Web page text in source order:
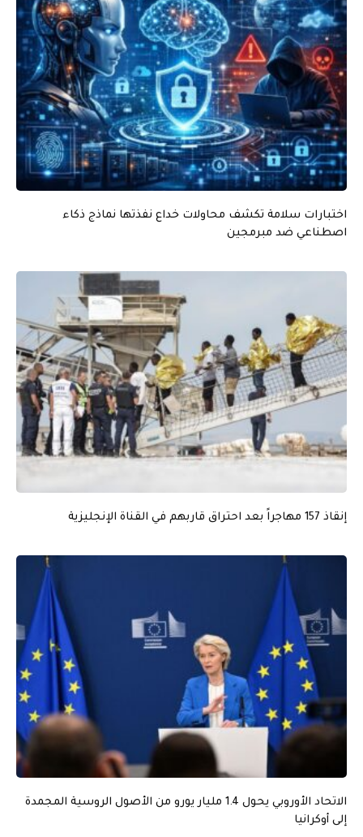
اختبارات سلامة تكشف محاولات خداع نفذتها نماذج ذكاء
اصطناعي ضد مبرمجين
إنقاذ 157 مهاجراً بعد احتراق قاربهم في القناة الإنجليزية
الاتحاد الأوروبي يحول 1.4 مليار يورو من الأصول الروسية المجمدة
إلى أوكرانيا